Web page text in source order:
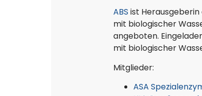
ABS ist
mit biologischer
angeboten.
mit biologischer
Mitglieder:
ASA